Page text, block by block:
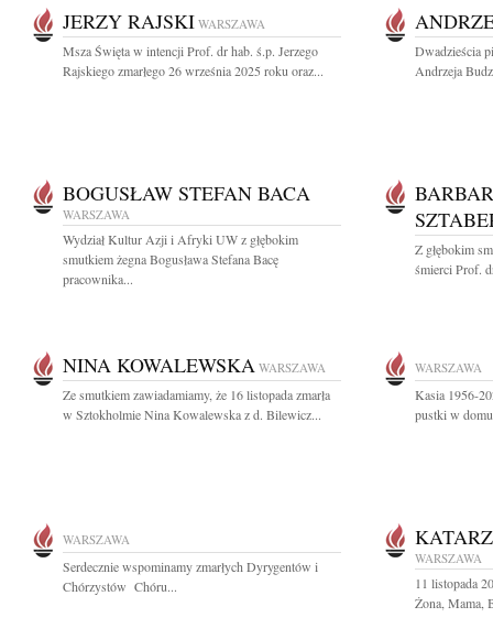
JERZY RAJSKI WARSZAWA
Msza Święta w intencji Prof. dr hab. ś.p. Jerzego
Rajskiego zmarłego 26 września 2025 roku oraz...
Dwadzieścia
Andrzeja
BOGUSŁAW STEFAN BACA
WARSZAWA
Wydział Kultur Azji i Afryki UW z głębokim
smutkiem żegna Bogusława Stefana Bacę
pracownika...
Z głębokim
śmierci Prof.
NINA KOWALEWSKA WARSZAWA
Ze smutkiem zawiadamiamy, że 16 listopada zmarła
w Sztokholmie Nina Kowalewska z d. Bilewicz...
WARSZAWA
Kasia 1956-
pustki w
WARSZAWA
Serdecznie wspominamy zmarłych Dyrygentów i
Chórzystów Chóru...
WARSZAWA
11 listopada
Żona, Mama,